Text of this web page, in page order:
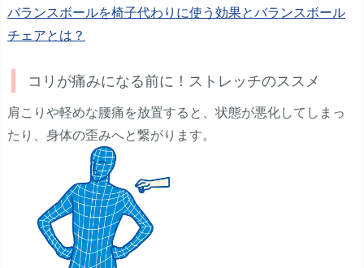
バランスボールを椅子代わりに使う効果とバランスボール
チェアとは？
コリが痛みになる前に！ストレッチのススメ
肩こりや軽めな腰痛を放置すると、状態が悪化してしまっ
たり、身体の歪みへと繋がります。